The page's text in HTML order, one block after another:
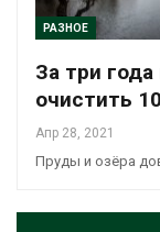
РАЗНОЕ
За три
очистить
Апр 28, 2021
Пруды и озёра